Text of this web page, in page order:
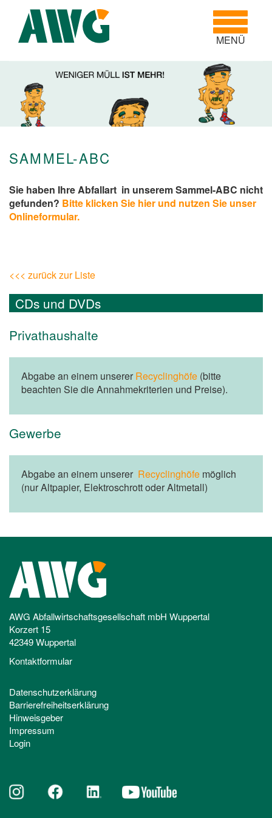
Toggle
MENÜ
SAMMEL-ABC
Sie haben Ihre Abfallart in unserem Sammel-ABC nicht
gefunden? Bitte klicken Sie hier und nutzen Sie unser
Onlineformular.
<<< zurück zur Liste
CDs und DVDs
Privathaushalte
Abgabe an einem unserer Recyclinghöfe (bitte
beachten Sie die Annahmekriterien und Preise).
Gewerbe
Abgabe an einem unserer Recyclinghöfe möglich
(nur Altpapier, Elektroschrott oder Altmetall)
AWG Abfallwirtschaftsgesellschaft mbH Wuppertal
Korzert 15
42349 Wuppertal
Kontaktformular
Datenschutzerklärung
Barrierefreiheitserklärung
Hinweisgeber
Impressum
Login